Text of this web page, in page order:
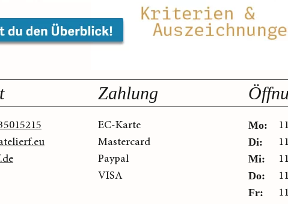
Zahlung
EC-Karte
Mastercard
Paypal
VISA
Mo:
Di:
Mi:
Do:
Fr: